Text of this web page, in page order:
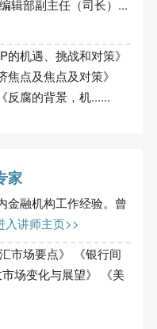
辑部副主任（司长）...
的机遇、挑战和对策》
点及焦点及对策》
反腐的背景，机......
家
金融机构工作经验。曾
入讲师主页>>
市场要点》 《银行间
场变化与展望》 《美